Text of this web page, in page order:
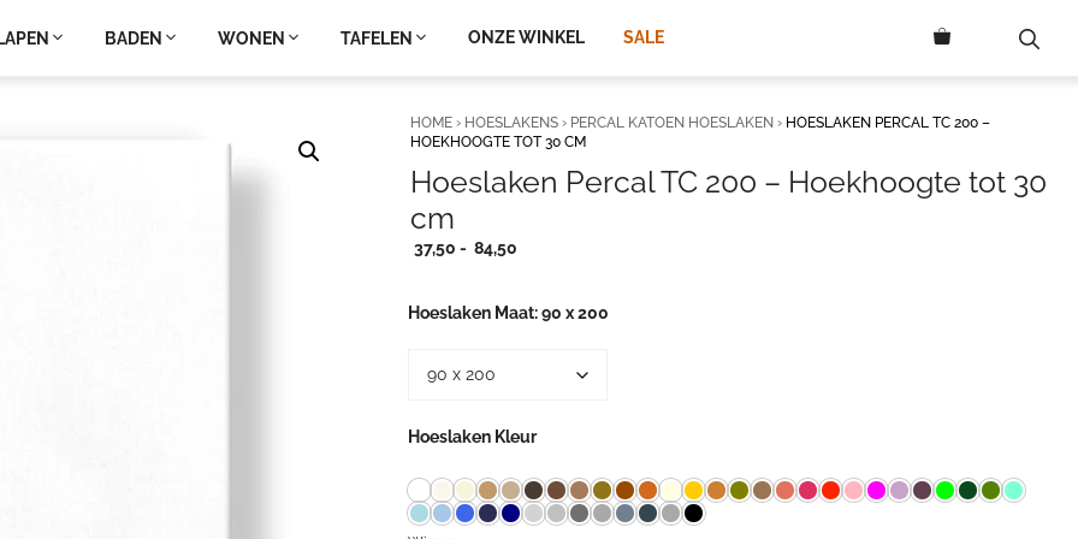
BADEN WONEN TAFELEN ONZE WINKEL SALE
HOME › HOESLAKENS › PERCAL KATOEN HOESLAKEN › HOESLAKEN PERCAL TC 200 –
HOEKHOOGTE TOT 30 CM
Hoeslaken Percal TC 200 – Hoekhoogte tot 30
cm
37,50 - 84,50
84,50
Hoeslaken Maat 90 x 200
Hoeslaken Kleur